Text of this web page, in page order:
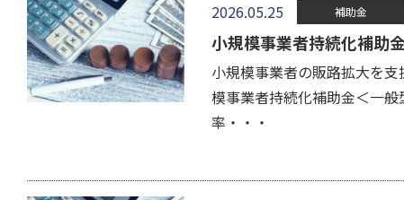
2026.05.25 補助金
小規模事業者持続化補助
小規模事業者の販路拡大を
模事業者持続化補助金＜一
率・・・